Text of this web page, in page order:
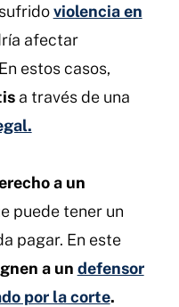
violencia en
afectar
estos casos,
a través de una
a un
puede tener un
pagar. En este
a un defensor
por la corte.